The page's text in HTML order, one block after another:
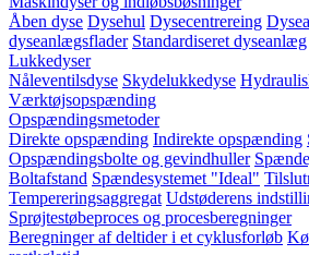
Åben dyse Dysehul Dysecentrereing
dyseanlægsflader Standardiseret dyseanlæg
Lukkedyser
Nåleventilsdyse Skydelukkedyse
Værktøjsopspænding
Opspændingsmetoder
Direkte opspænding Indirekte opspænding
Opspændingsbolte og gevindhuller
Boltafstand Spændesystemet "Ideal"
Tempereringsaggregat Udstøderens
Sprøjtestøbeproces og procesberegninger
Beregninger af deltider i et cyklusforløb